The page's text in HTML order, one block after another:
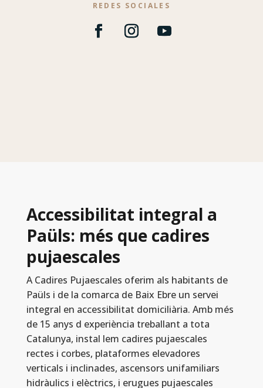
REDES SOCIALES
Accessibilitat integral a
Paüls: més que cadires
pujaescales
A Cadires Pujaescales oferim als habitants de
Paüls i de la comarca de Baix Ebre un servei
integral en accessibilitat domiciliària. Amb més
de 15 anys d experiència treballant a tota
Catalunya, instal lem cadires pujaescales
rectes i corbes, plataformes elevadores
verticals i inclinades, ascensors unifamiliars
hidràulics i elèctrics, i erugues pujaescales